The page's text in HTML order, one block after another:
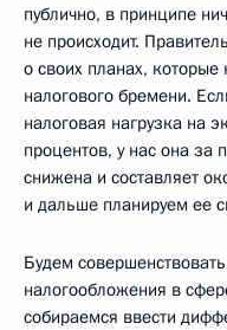
публично, в принципе
не происходит.
о своих планах,
налогового бремени.
налоговая нагрузка на
процентов, у нас она за
снижена и составляет
и дальше планируем ее
Будем
налогообложения в
собираемся ввести